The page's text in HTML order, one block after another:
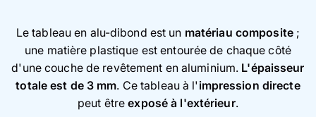
Le tableau en alu-dibond est un matériau composite;
une matière plastique est entourée de chaque côté
d'une couche de revêtement en aluminium. L'épaisseur
totale est de 3 mm. Ce tableau à l' impression directe
peut êtreexposé à l'extérieur.